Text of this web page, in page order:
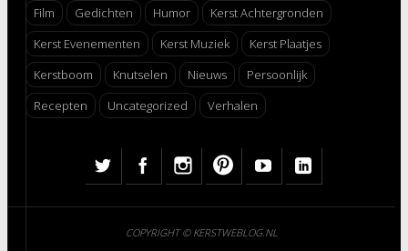
Film
Gedichten Humor
Kerst Achtergronden
Kerst Evenementen
Kerst Muziek
Kerst Plaatjes
Kerstboom
Knutselen Nieuws
Persoonlijk
Recepten
Uncategorized Verhalen
COPYRIGHT © KERSTWEBLOG.NL